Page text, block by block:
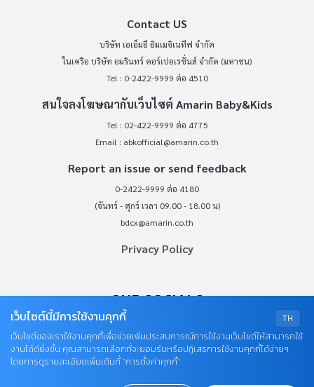
Contact US
บริษัท เอเอ็มอี อิมเมจิเนทีฟ จำกัด
ในเครือ บริษัท อมรินทร์ คอร์เปอเรชั่นส์ จำกัด (มหาชน)
Tel : 0-2422-9999 ต่อ 4510
สนใจลงโฆษณากับเว็บไซต์ Amarin Baby&Kids
Tel : 02-422-9999 ต่อ 4775
Email : abkofficial@amarin.co.th
Report an issue or send feedback
0-2422-9999 ต่อ 4180
(จันทร์ - ศุกร์ เวลา 09.00 - 18.00 น)
bdcx@amarin.co.th
Privacy Policy
OUR SOCIALS
TH
เว็บไซต์นี้มีการใช้งานคุกกี้
เว็บไซต์ของเราใช้งานคุกกี้เพื่อช่วยเพิ่มประสบการณ์การใช้งานเว็บไซต์ให้สามารถใช้
งานได้ดียิ่งขึ้น คุณสามารถเลือกที่จะยอมรับหรือปฏิเสธการใช้งานคุกกี้ได้ง่ายๆ
โดยการดูรายละเอียดเพิ่มเติมที่ “การตั้งค่าคุกกี้”